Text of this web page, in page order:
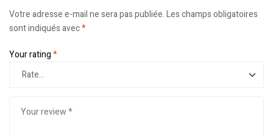
Votre adresse e-mail ne sera pas publiée.Les champs obligatoires
sont indiqués avec*
Your rating*